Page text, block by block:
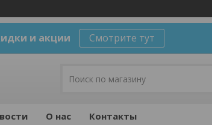
и акции Смотрите тут
О нас Контакты